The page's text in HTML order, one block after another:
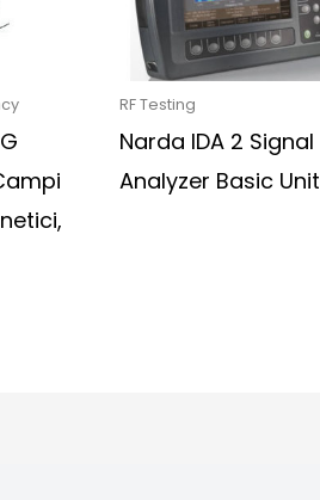
RF Testing
Narda IDA 2 Signal
Analyzer Basic Unit